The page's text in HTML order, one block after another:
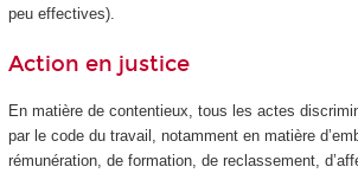
peu effectives).
Action en justice
En matière de contentieux, tous les actes
par le code du travail, notamment en matière
rémunération, de formation, de reclassement,